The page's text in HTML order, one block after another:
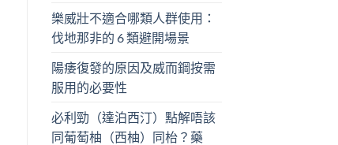
樂威壯不適合哪類人群使用：
伐地那非的 6 類避開場景
陽痿復發的原因及威而鋼按需
服用的必要性
必利勁（達泊西汀）點解唔該
同葡萄柚（西柚）同枱？藥